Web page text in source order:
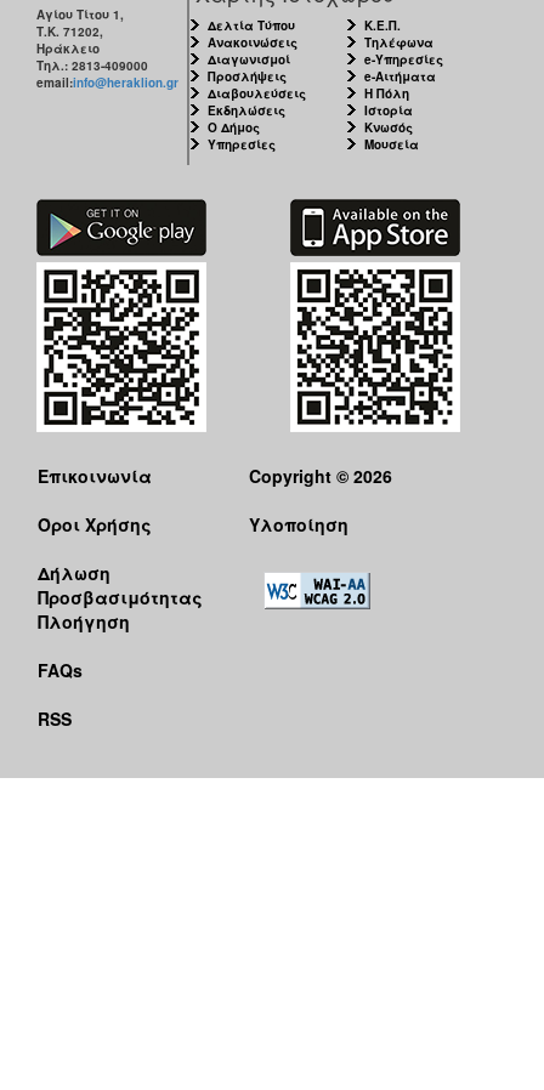
Αγίου Τίτου 1,
Τ.Κ. 71202,
Ηράκλειο
Τηλ.: 2813-409000
email:info@heraklion.gr
Δελτία Τύπου
Ανακοινώσεις
Διαγωνισμοί
Προσλήψεις
Διαβουλεύσεις
Εκδηλώσεις
Ο Δήμος
Υπηρεσίες
Κ.Ε.Π.
Τηλέφωνα
e-Υπηρεσίες
e-Αιτήματα
Η Πόλη
Ιστορία
Κνωσός
Μουσεία
Επικοινωνία
Όροι Χρήσης
Δήλωση
Προσβασιμότητας
Πλοήγηση
FAQs
RSS
Copyright © 2026
Υλοποίηση